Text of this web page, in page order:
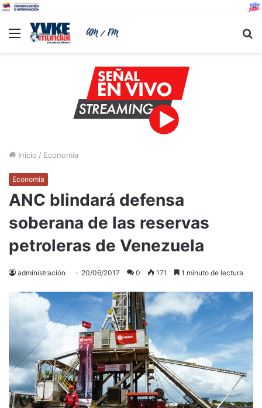
Menu
Inicio / Economía
Economía
ANC blindará defensa
soberana de las reservas
petroleras de Venezuela
administración 20/06/2017 0 171 1 minuto de lectura